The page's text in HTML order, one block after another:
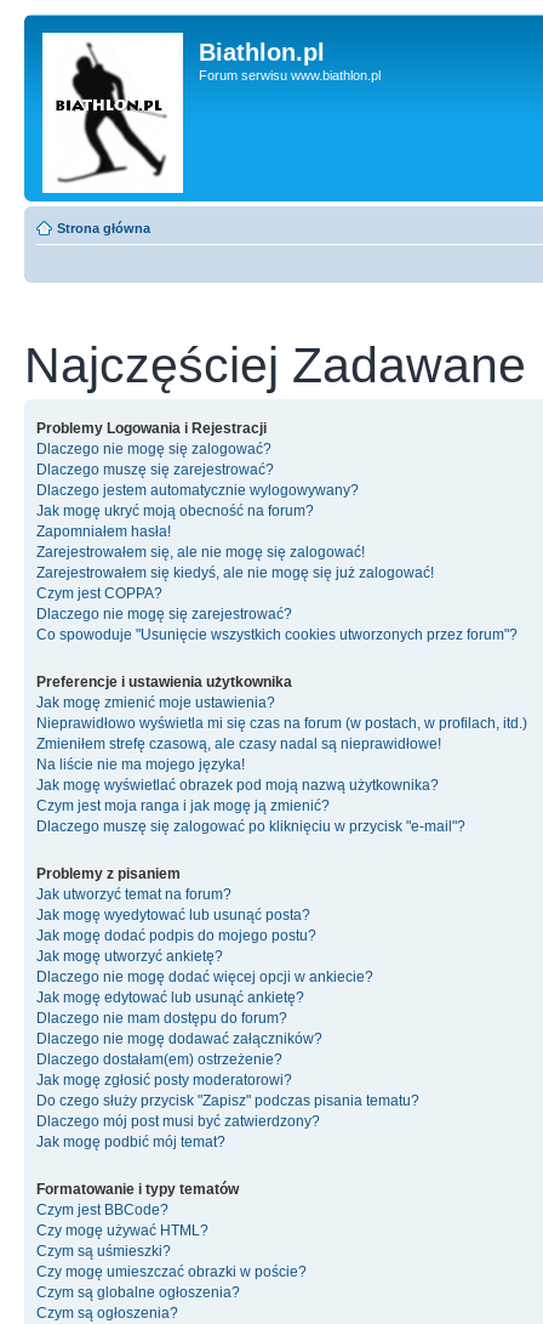
Biathlon.pl
Forum serwisu www.biathlon.pl
Strona główna
Najczęściej Zadawane
Problemy Logowania i Rejestracji
Dlaczego nie mogę się zalogować?
Dlaczego muszę się zarejestrować?
Dlaczego jestem automatycznie wylogowywany?
Jak mogę ukryć moją obecność na forum?
Zapomniałem hasła!
Zarejestrowałem się, ale nie mogę się zalogować!
Zarejestrowałem się kiedyś, ale nie mogę się już zalogować!
Czym jest COPPA?
Dlaczego nie mogę się zarejestrować?
Co spowoduje "Usunięcie wszystkich cookies utworzonych przez forum"?
Preferencje i ustawienia użytkownika
Jak mogę zmienić moje ustawienia?
Nieprawidłowo wyświetla mi się czas na forum (w postach, w profilach, itd.)
Zmieniłem strefę czasową, ale czasy nadal są nieprawidłowe!
Na liście nie ma mojego języka!
Jak mogę wyświetlać obrazek pod moją nazwą użytkownika?
Czym jest moja ranga i jak mogę ją zmienić?
Dlaczego muszę się zalogować po kliknięciu w przycisk "e-mail"?
Problemy z pisaniem
Jak utworzyć temat na forum?
Jak mogę wyedytować lub usunąć posta?
Jak mogę dodać podpis do mojego postu?
Jak mogę utworzyć ankietę?
Dlaczego nie mogę dodać więcej opcji w ankiecie?
Jak mogę edytować lub usunąć ankietę?
Dlaczego nie mam dostępu do forum?
Dlaczego nie mogę dodawać załączników?
Dlaczego dostałam(em) ostrzeżenie?
Jak mogę zgłosić posty moderatorowi?
Do czego służy przycisk "Zapisz" podczas pisania tematu?
Dlaczego mój post musi być zatwierdzony?
Jak mogę podbić mój temat?
Formatowanie i typy tematów
Czym jest BBCode?
Czy mogę używać HTML?
Czym są uśmieszki?
Czy mogę umieszczać obrazki w poście?
Czym są globalne ogłoszenia?
Czym są ogłoszenia?